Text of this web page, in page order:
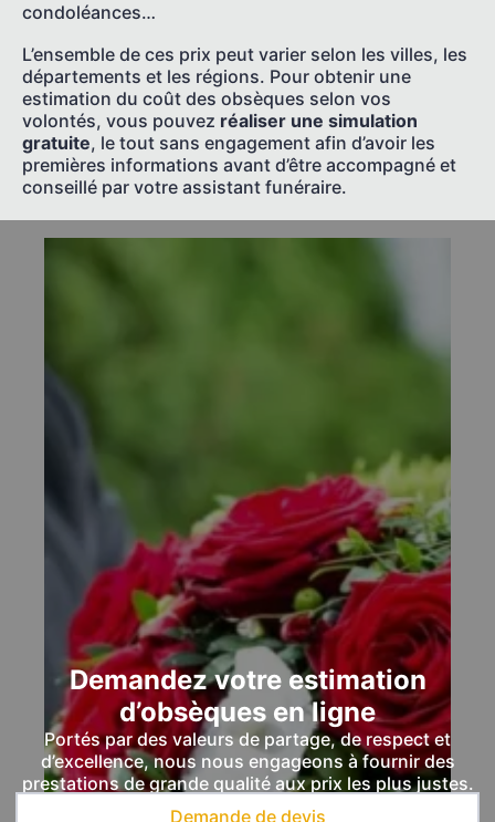
condoléances…
L’ensemble de ces prix peut varier selon les villes, les
départements et les régions. Pour obtenir une
estimation du coût des obsèques selon vos
volontés, vous pouvez réaliser une simulation
gratuite, le tout sans engagement afin d’avoir les
premières informations avant d’être accompagné et
conseillé par votre assistant funéraire.
Demandez votre estimation
d’obsèques en ligne
Portés par des valeurs de partage, de respect et
d’excellence, nous nous engageons à fournir des
prestations de grande qualité aux prix les plus justes.
Demande de devis